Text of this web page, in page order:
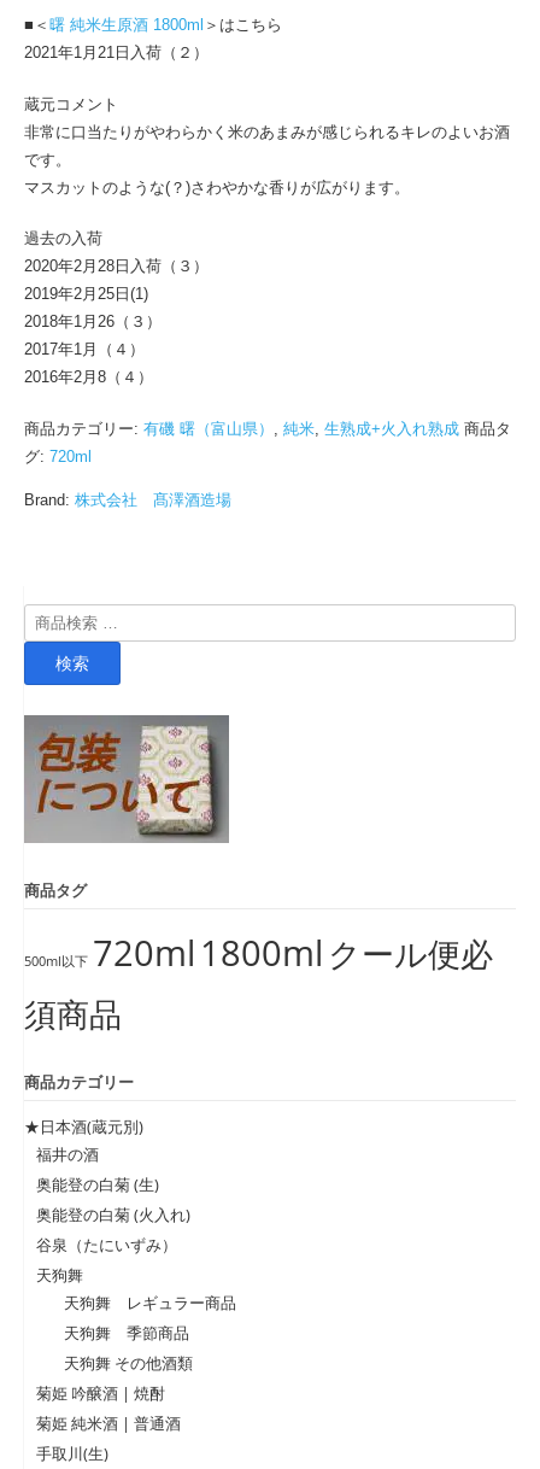
■＜ 曙 純米生原酒 1800ml ＞はこちら
2021年1月21日入荷（２）
蔵元コメント
非常に口当たりがやわらかく米のあまみが感じられるキレのよいお酒
です。
マスカットのような(？)さわやかな香りが広がります。
過去の入荷
2020年2月28日入荷（３）
2019年2月25日(1)
2018年1月26（３）
2017年1月（４）
2016年2月8（４）
商品カテゴリー: 有磯 曙（富山県） 純米 生熟成+火入れ熟成 商品タ
グ: 720ml
Brand: 株式会社 髙澤酒造場
検
索
検索
商品タグ
500ml以下 720ml 1800ml クール便必
須商品
商品カテゴリー
★日本酒(蔵元別)
福井の酒
奥能登の白菊 (生)
奥能登の白菊 (火入れ)
谷泉（たにいずみ）
天狗舞
天狗舞 レギュラー商品
天狗舞 季節商品
天狗舞 その他酒類
菊姫 吟醸酒 | 焼酎
菊姫 純米酒 | 普通酒
手取川(生)